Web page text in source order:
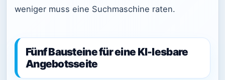
weniger muss eine Suchmaschine raten.
Fünf Bausteine für eine KI-lesbare
Angebotsseite